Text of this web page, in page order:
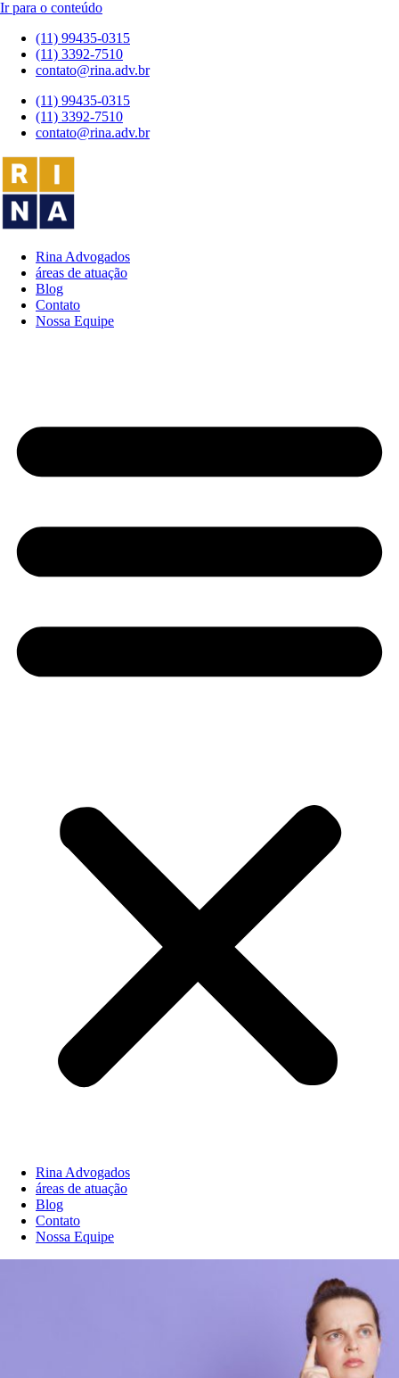
Ir para o conteúdo
(11) 99435-0315
(11) 3392-7510
contato@rina.adv.br
(11) 99435-0315
(11) 3392-7510
contato@rina.adv.br
Rina Advogados
áreas de atuação
Blog
Contato
Nossa Equipe
Rina Advogados
áreas de atuação
Blog
Contato
Nossa Equipe